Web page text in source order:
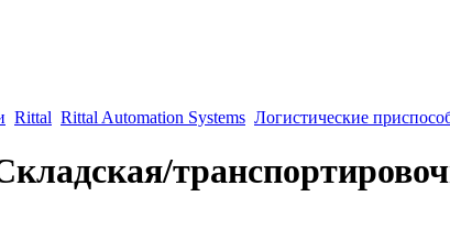
Rittal Rittal Automation Systems Логистические